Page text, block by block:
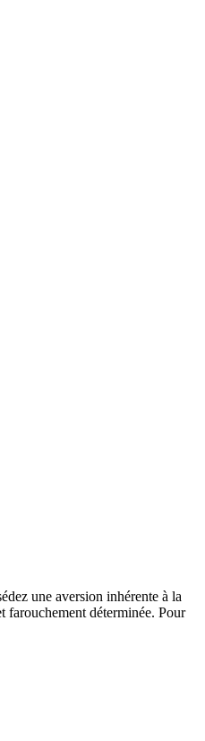
une aversion inhérente à la
farouchement déterminée. Pour